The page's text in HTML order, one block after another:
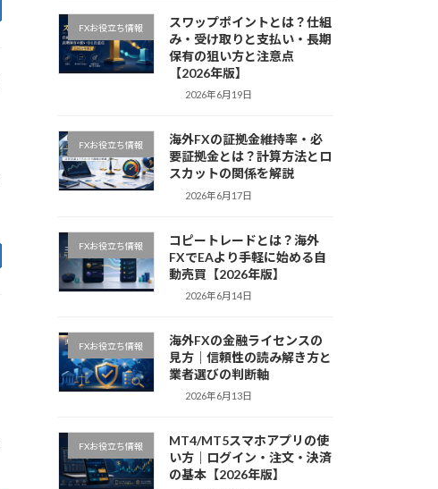
FXお役立ち情報
スワップポイントとは？仕組
み・受け取りと支払い・長期
保有の狙い方と注意点
【2026年版】
2026年6月19日
FXお役立ち情報
海外FXの証拠金維持率・必
要証拠金とは？計算方法とロ
スカットの関係を解説
2026年6月17日
FXお役立ち情報
コピートレードとは？海外
FXでEAより手軽に始める自
動売買【2026年版】
2026年6月14日
FXお役立ち情報
海外FXの金融ライセンスの
見方｜信頼性の読み解き方と
業者選びの判断軸
2026年6月13日
FXお役立ち情報
MT4/MT5スマホアプリの使
い方｜ログイン・注文・決済
の基本【2026年版】